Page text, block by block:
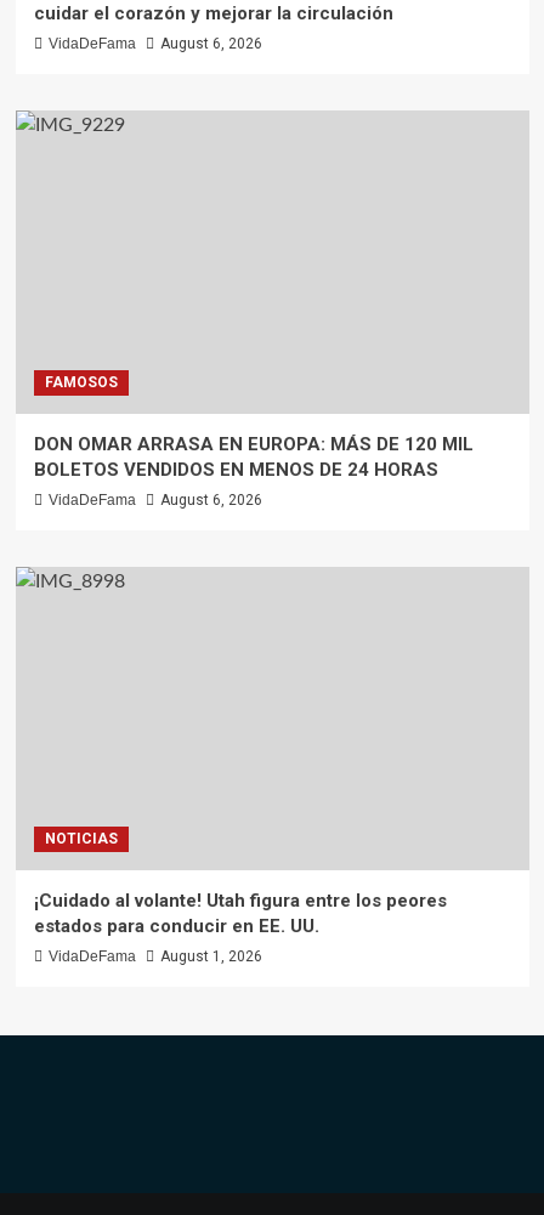
cuidar el corazón y mejorar la circulación
VidaDeFama August 6, 2026
FAMOSOS
DON OMAR ARRASA EN EUROPA: MÁS DE 120 MIL
BOLETOS VENDIDOS EN MENOS DE 24 HORAS
VidaDeFama August 6, 2026
NOTICIAS
¡Cuidado al volante! Utah figura entre los peores
estados para conducir en EE. UU.
VidaDeFama August 1, 2026